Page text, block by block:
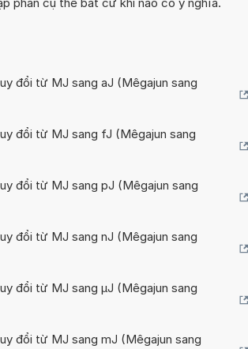
đổi từ MJ sang aJ (Mêgajun sang
đổi từ MJ sang fJ (Mêgajun sang
đổi từ MJ sang pJ (Mêgajun sang
đổi từ MJ sang nJ (Mêgajun sang
đổi từ MJ sang µJ (Mêgajun sang
đổi từ MJ sang mJ (Mêgajun sang